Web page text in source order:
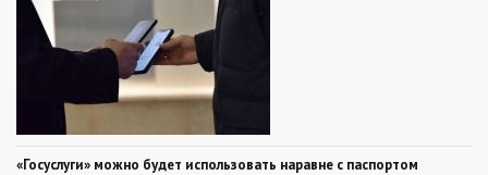
«Госуслуги» можно будет использовать наравне с паспортом